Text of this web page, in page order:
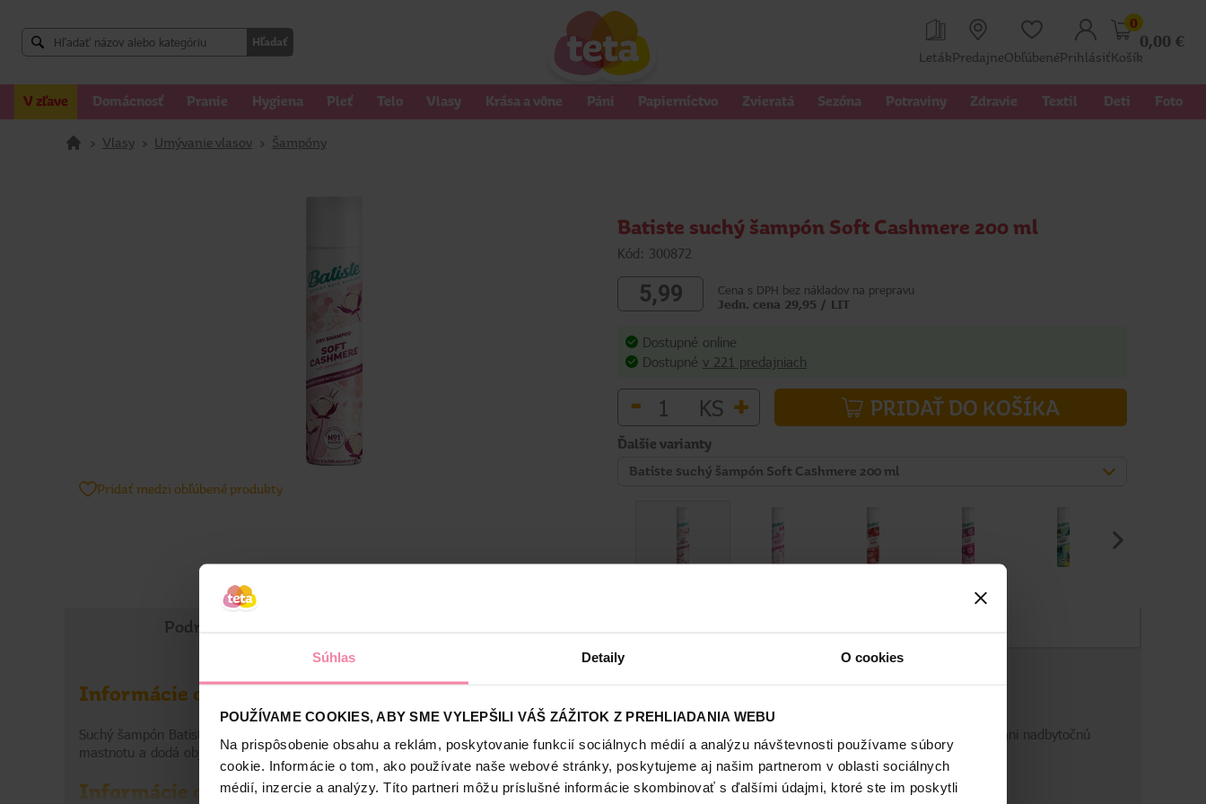
Súhlas Detaily O cookies
POUŽÍVAME COOKIES, ABY SME VYLEPŠILI VÁŠ ZÁŽITOK Z PREHLIADANIA WEBU
Na prispôsobenie obsahu a reklám, poskytovanie funkcií sociálnych médií a analýzu návštevnosti používame súbory
cookie. Informácie o tom, ako používate naše webové stránky, poskytujeme aj našim partnerom v oblasti sociálnych
médií, inzercie a analýzy. Títo partneri môžu príslušné informácie skombinovať s ďalšími údajmi, ktoré ste im poskytli
Hľadať
LetákPredajneObľúbenéPrihlásiť
0
0,00 €
Košík
V zľave Domácnosť Pranie Hygiena Pleť Telo Vlasy Krása a vône Páni Papierníctvo Zvieratá Sezóna Potraviny Zdravie Textil Deti Foto
> Vlasy > Umývanie vlasov > Šampóny
Pridať medzi obľúbené produkty
Batiste suchý šampón Soft Cashmere 200 ml
Kód: 300872
5,99
Cena s DPH bez nákladov na prepravu
Jedn. cena 29,95 / LIT
Dostupné online
Dostupné v 221 predajniach
- KS + PRIDAŤ DO KOŠÍKA
Ďalšie varianty
Batiste suchý šampón Soft Cashmere 200 ml
Podrobné informácie
Informácie o výrobku
Suchý šampón BatisteSoft Cashmere s ľahkou púdrovou vôňou je ideálny na použitie medzi jednotlivými umývaniami. Vlasom poskytne rýchle oživenie, odstráni nadbytočnú
mastnotu a dodá objem. Získate pocit čistých a sviežich vlasov.
Informácie o značke